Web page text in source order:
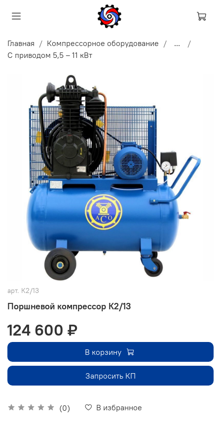
Главная Компрессорное оборудование
...
С приводом 5,5 – 11 кВт
арт. К2/13
Поршневой компрессор К2/13
(0) В избранное
124 600 ₽
В корзину
Запросить КП